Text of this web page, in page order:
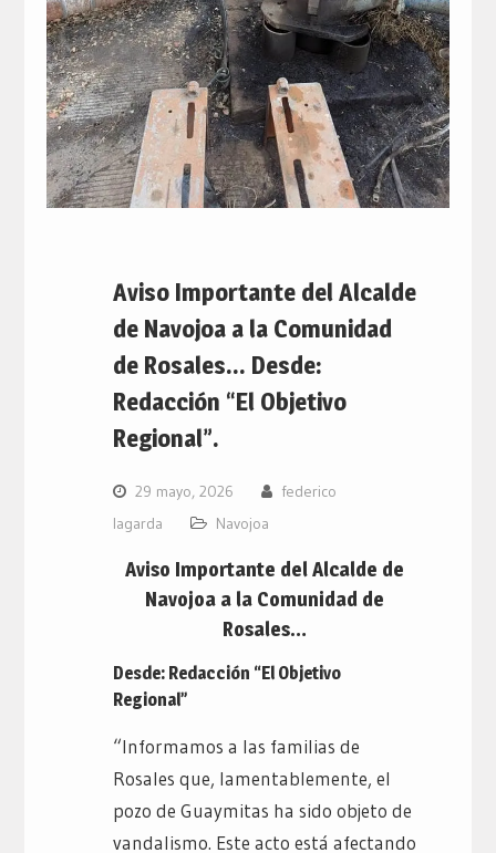
Aviso Importante del Alcalde
de Navojoa a la Comunidad
de Rosales… Desde:
Redacción “El Objetivo
Regional”.
29 mayo, 2026
federico
lagarda
Navojoa
Aviso Importante del Alcalde de
Navojoa a la Comunidad de
Rosales…
Desde: Redacción “El Objetivo
Regional”
“Informamos a las familias de
Rosales que, lamentablemente, el
pozo de Guaymitas ha sido objeto de
vandalismo. Este acto está afectando